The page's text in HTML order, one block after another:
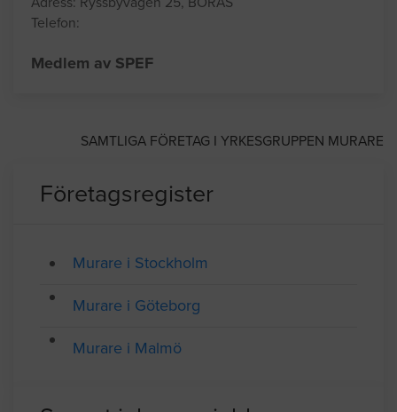
Medlem av SPEF
Företagsregister